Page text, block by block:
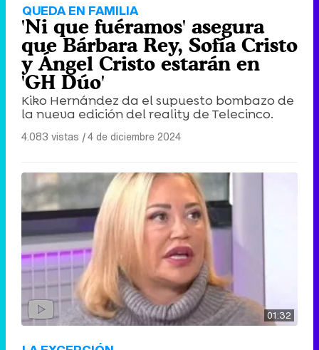
QUEDA EN FAMILIA
'Ni que fuéramos' asegura
que Bárbara Rey, Sofía Cristo
y Ángel Cristo estarán en
'GH Dúo'
Kiko Hernández da el supuesto bombazo de
la nueva edición del reality de Telecinco.
4.083 vistas |4 de diciembre 2024
01:32